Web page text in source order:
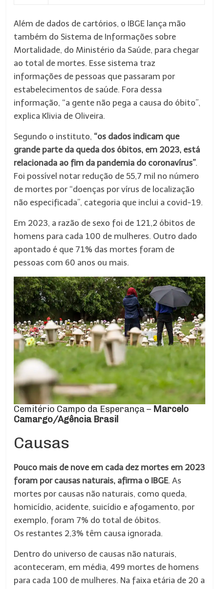
Além de dados de cartórios, o IBGE lança mão
também do Sistema de Informações sobre
Mortalidade, do Ministério da Saúde, para chegar
ao total de mortes. Esse sistema traz
informações de pessoas que passaram por
estabelecimentos de saúde. Fora dessa
informação, “a gente não pega a causa do óbito”,
explica Klivia de Oliveira.
Segundo o instituto, “os dados indicam que
grande parte da queda dos óbitos, em 2023, está
relacionada ao fim da pandemia do coronavírus”.
Foi possível notar redução de 55,7 mil no número
de mortes por “doenças por vírus de localização
não especificada”, categoria que inclui a covid-19.
Em 2023, a razão de sexo foi de 121,2 óbitos de
homens para cada 100 de mulheres. Outro dado
apontado é que 71% das mortes foram de
pessoas com 60 anos ou mais.
Cemitério Campo da Esperança – Marcelo
Camargo/Agência Brasil
Causas
Pouco mais de nove em cada dez mortes em 2023
foram por causas naturais, afirma o IBGE. As
mortes por causas não naturais, como queda,
homicídio, acidente, suicídio e afogamento, por
exemplo, foram 7% do total de óbitos.
Os restantes 2,3% têm causa ignorada.
Dentro do universo de causas não naturais,
aconteceram, em média, 499 mortes de homens
para cada 100 de mulheres. Na faixa etária de 20 a